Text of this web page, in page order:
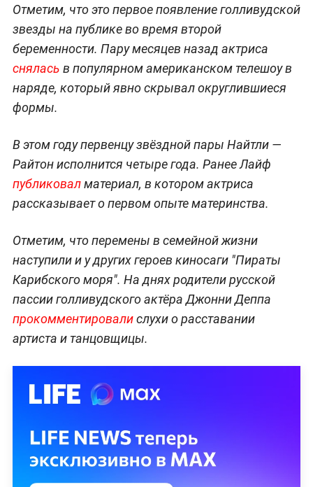
Отметим, что это первое появление голливудской
звезды на публике во время второй
беременности. Пару месяцев назад актриса
снялась в популярном американском телешоу в
наряде, который явно скрывал округлившиеся
формы.
В этом году первенцу звёздной пары Найтли —
Райтон исполнится четыре года. Ранее Лайф
публиковалматериал, в котором актриса
рассказывает о первом опыте материнства.
Отметим, что перемены в семейной жизни
наступили и у других героев киносаги "Пираты
Карибского моря". На днях родители русской
пассии голливудского актёра Джонни Деппа
прокомментировалислухи о расставании
артиста и танцовщицы.